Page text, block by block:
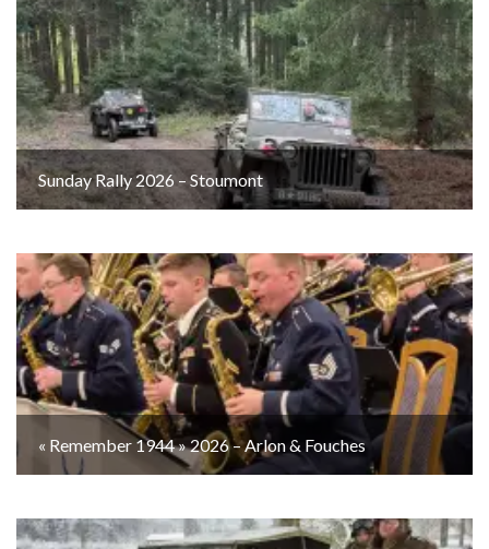
Sunday Rally 2026 – Stoumont
« Remember 1944 » 2026 – Arlon & Fouches